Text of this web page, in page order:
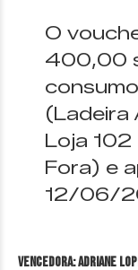
O
400,00
(Ladeira
Loja 102
Fora) e
12/06/
VENCEDORA: Adriane